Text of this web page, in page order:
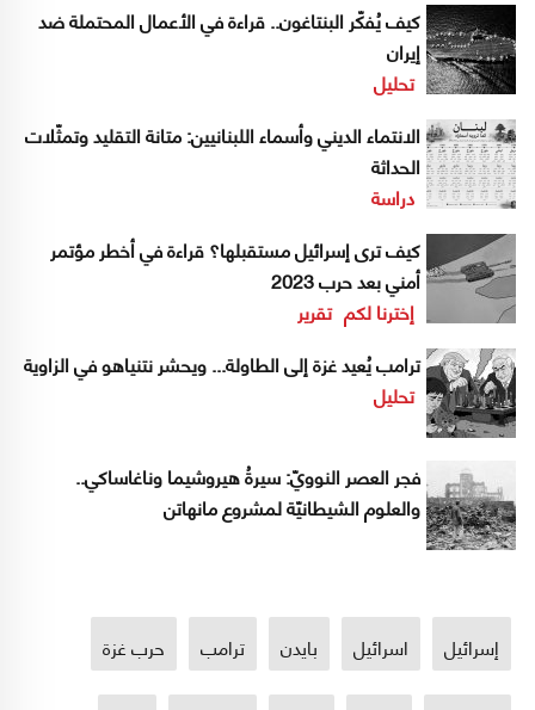
كيف يُفكّر البنتاغون.. قراءة في الأعمال المحتملة ضد
إيران
تحليل
الانتماء الديني وأسماء اللبنانيين: متانة التقليد وتمثّلات
الحداثة
دراسة
كيف ترى إسرائيل مستقبلها؟ قراءة في أخطر مؤتمر
أمني بعد حرب 2023
إخترنا لكم تقرير
ترامب يُعيد غزة إلى الطاولة... ويحشر نتنياهو في الزاوية
تحليل
فجر العصر النوويّ: سيرةُ هيروشيما وناغاساكي..
والعلوم الشيطانيّة لمشروع مانهاتن
إسرائيل اسرائيل بايدن ترامب حرب غزة